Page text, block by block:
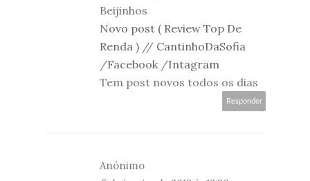
Beijinhos
Novo post ( Review Top De
Renda ) // CantinhoDaSofia
/Facebook /Intagram
Tem post novos todos os dias
Responder
Anónimo